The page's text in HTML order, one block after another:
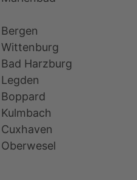
Bergen
Wittenburg
Bad Harzburg
Legden
Boppard
Kulmbach
Cuxhaven
Oberwesel